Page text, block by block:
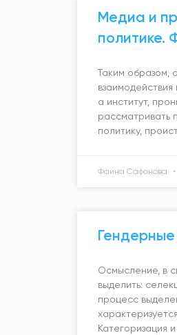
Медиа и
политике.
Таким образом,
а институт,
рассматривать
политику,
Фаина Сафонова
Осмысление, в
выделить:
процесс
Категоризация